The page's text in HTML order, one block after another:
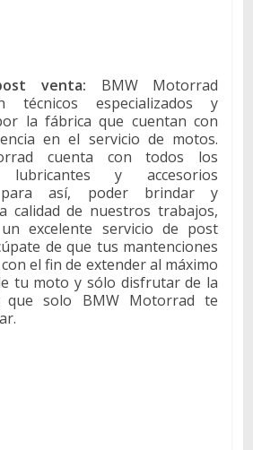
venta: BMW Motorrad
técnicos especializados y
la fábrica que cuentan con
en el servicio de motos.
cuenta con todos los
lubricantes y accesorios
para así, poder brindar y
calidad de nuestros trabajos,
excelente servicio de post
de que tus mantenciones
el fin de extender al máximo
tu moto y sólo disfrutar de la
que solo BMW Motorrad te